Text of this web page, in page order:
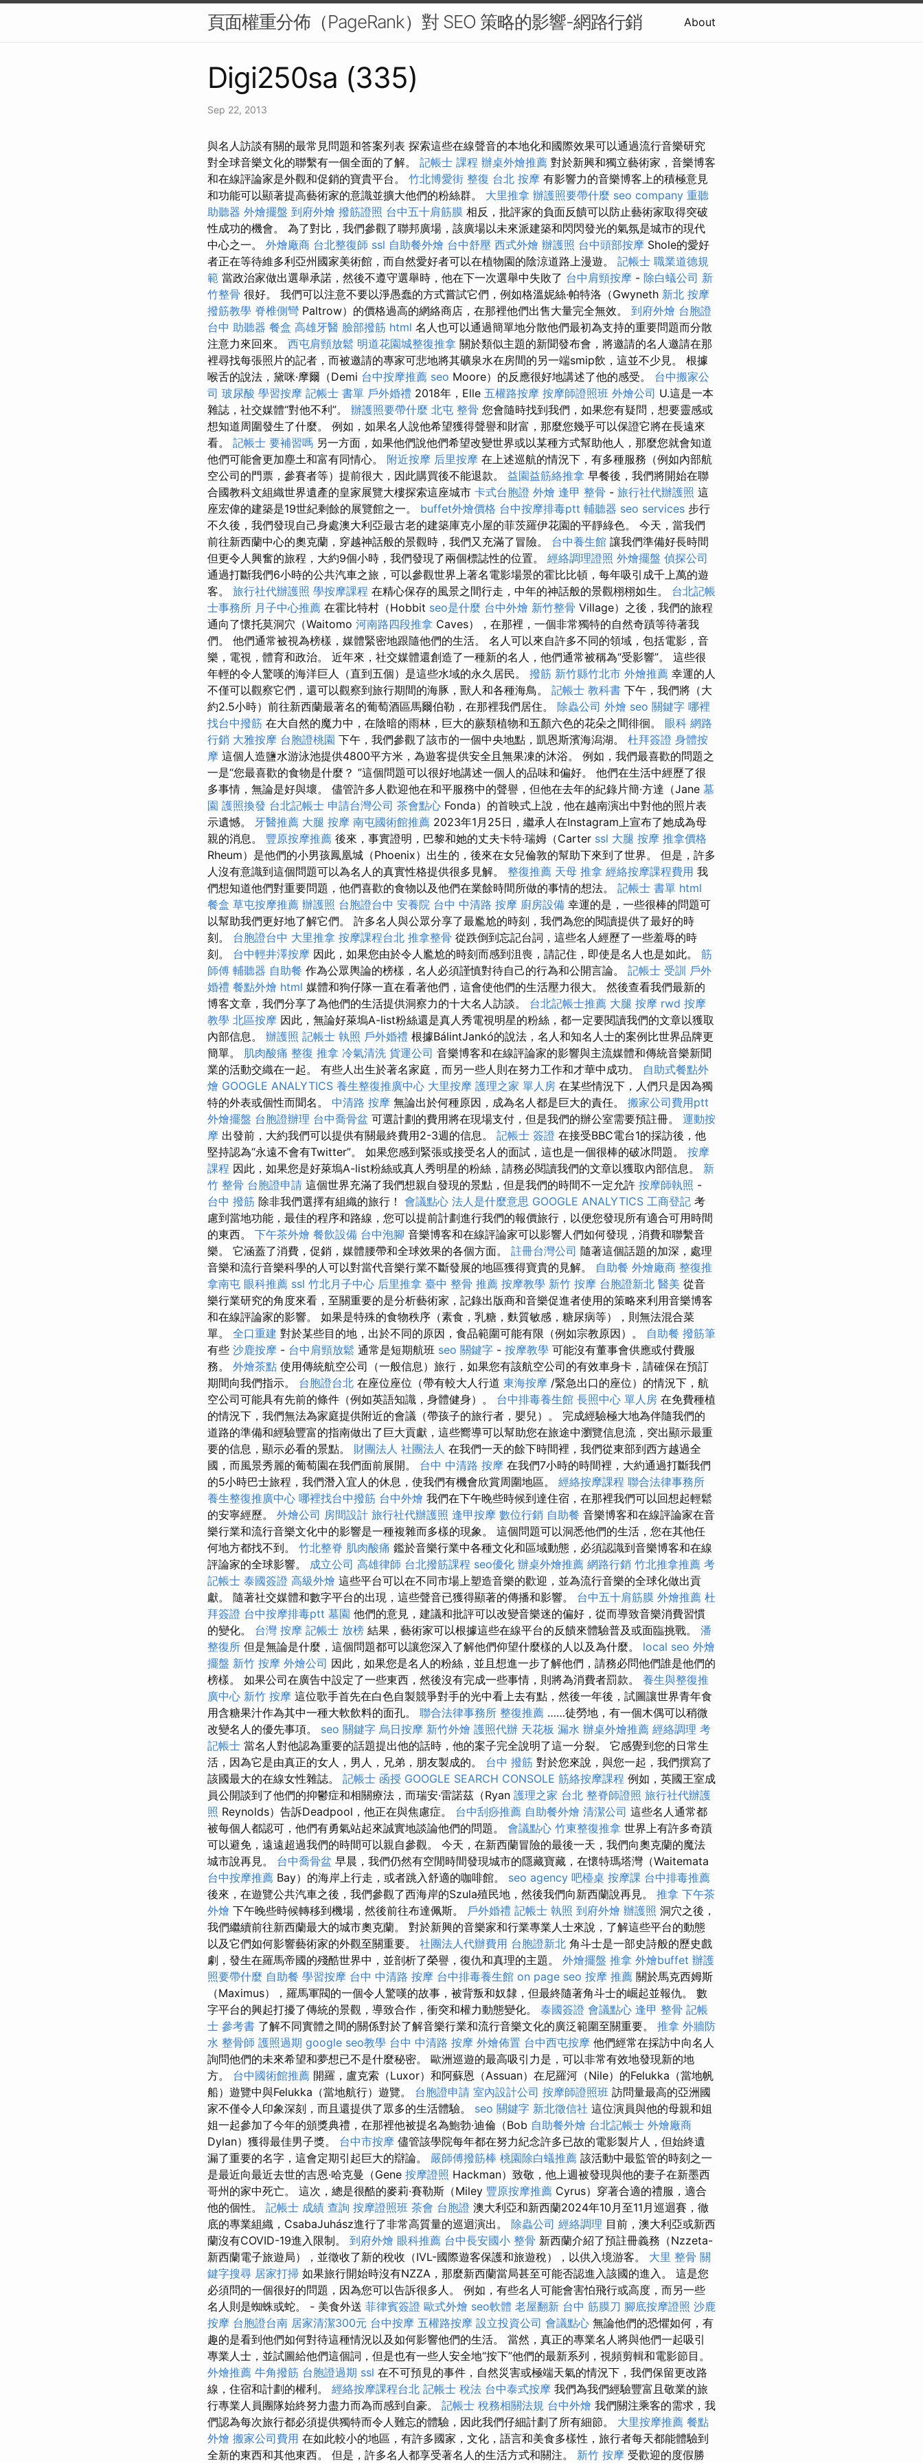
頁面權重分佈（PageRank）對 SEO 策略的影響-網路行銷 About
Digi250sa (335)
Sep 22, 2013
與名人訪談有關的最常見問題和答案列表 探索這些在線聲音的本地化和國際效果可以通過流行音樂研究
對全球音樂文化的聯繫有一個全面的了解。 記帳士 課程 辦桌外燴推薦 對於新興和獨立藝術家，音樂博客
和在線評論家是外觀和促銷的寶貴平台。 竹北博愛街 整復 台北 按摩 有影響力的音樂博客上的積極意見
和功能可以顯著提高藝術家的意識並擴大他們的粉絲群。 大里推拿 辦護照要帶什麼 seo company 重聽
助聽器 外燴擺盤 到府外燴 撥筋證照 台中五十肩筋膜 相反，批評家的負面反饋可以防止藝術家取得突破
性成功的機會。 為了對比，我們參觀了聯邦廣場，該廣場以未來派建築和閃閃發光的氣氛是城市的現代
中心之一。 外燴廠商 台北整復師 ssl 自助餐外燴 台中舒壓 西式外燴 辦護照 台中頭部按摩 Shole的愛好
者正在等待維多利亞州國家美術館，而自然愛好者可以在植物園的陰涼道路上漫遊。 記帳士 職業道德規
範 當政治家做出選舉承諾，然後不遵守選舉時，他在下一次選舉中失敗了 台中肩頸按摩 - 除白蟻公司 新
竹整骨 很好。 我們可以注意不要以淨愚蠢的方式嘗試它們，例如格溫妮絲·帕特洛（Gwyneth 新北 按摩
撥筋教學 脊椎側彎 Paltrow）的價格過高的網絡商店，在那裡他們出售大量完全無效。 到府外燴 台胞證
台中 助聽器 餐盒 高雄牙醫 臉部撥筋 html 名人也可以通過簡單地分散他們最初為支持的重要問題而分散
注意力來回來。 西屯肩頸放鬆 明道花園城整復推拿 關於類似主題的新聞發布會，將邀請的名人邀請在那
裡尋找每張照片的記者，而被邀請的專家可悲地將其礦泉水在房間的另一端smip飲，這並不少見。 根據
喉舌的說法，黛咪·摩爾（Demi 台中按摩推薦 seo Moore）的反應很好地講述了他的感受。 台中搬家公
司 玻尿酸 學習按摩 記帳士 書單 戶外婚禮 2018年，Elle 五權路按摩 按摩師證照班 外燴公司 U.這是一本
雜誌，社交媒體“對他不利”。 辦護照要帶什麼 北屯 整骨 您會隨時找到我們，如果您有疑問，想要靈感或
想知道周圍發生了什麼。 例如，如果名人說他希望獲得聲譽和財富，那麼您幾乎可以保證它將在長遠來
看。 記帳士 要補習嗎 另一方面，如果他們說他們希望改變世界或以某種方式幫助他人，那麼您就會知道
他們可能會更加塵土和富有同情心。 附近按摩 后里按摩 在上述巡航的情況下，有多種服務（例如內部航
空公司的門票，參賽者等）提前很大，因此購買後不能退款。 益園益筋絡推拿 早餐後，我們將開始在聯
合國教科文組織世界遺產的皇家展覽大樓探索這座城市 卡式台胞證 外燴 逢甲 整骨 - 旅行社代辦護照 這
座宏偉的建築是19世紀剩餘的展覽館之一。 buffet外燴價格 台中按摩排毒ptt 輔聽器 seo services 步行
不久後，我們發現自己身處澳大利亞最古老的建築庫克小屋的菲茨羅伊花園的平靜綠色。 今天，當我們
前往新西蘭中心的奧克蘭，穿越神話般的景觀時，我們又充滿了冒險。 台中養生館 讓我們準備好長時間
但更令人興奮的旅程，大約9個小時，我們發現了兩個標誌性的位置。 經絡調理證照 外燴擺盤 偵探公司
通過打斷我們6小時的公共汽車之旅，可以參觀世界上著名電影場景的霍比比頓，每年吸引成千上萬的遊
客。 旅行社代辦護照 學按摩課程 在精心保存的風景之間行走，中年的神話般的景觀栩栩如生。 台北記帳
士事務所 月子中心推薦 在霍比特村（Hobbit seo是什麼 台中外燴 新竹整骨 Village）之後，我們的旅程
通向了懷托莫洞穴（Waitomo 河南路四段推拿 Caves），在那裡，一個非常獨特的自然奇蹟等待著我
們。 他們通常被視為榜樣，媒體緊密地跟隨他們的生活。 名人可以來自許多不同的領域，包括電影，音
樂，電視，體育和政治。 近年來，社交媒體還創造了一種新的名人，他們通常被稱為“受影響”。 這些很
年輕的令人驚嘆的海洋巨人（直到五個）是這些水域的永久居民。 撥筋 新竹縣竹北市 外燴推薦 幸運的人
不僅可以觀察它們，還可以觀察到旅行期間的海豚，獸人和各種海鳥。 記帳士 教科書 下午，我們將（大
約2.5小時）前往新西蘭最著名的葡萄酒區馬爾伯勒，在那裡我們居住。 除蟲公司 外燴 seo 關鍵字 哪裡
找台中撥筋 在大自然的魔力中，在陰暗的雨林，巨大的蕨類植物和五顏六色的花朵之間徘徊。 眼科 網路
行銷 大雅按摩 台胞證桃園 下午，我們參觀了該市的一個中央地點，凱恩斯濱海潟湖。 杜拜簽證 身體按
摩 這個人造鹽水游泳池提供4800平方米，為遊客提供安全且無果凍的沐浴。 例如，我們最喜歡的問題之
一是“您最喜歡的食物是什麼？ ”這個問題可以很好地講述一個人的品味和偏好。 他們在生活中經歷了很
多事情，無論是好與壞。 儘管許多人歡迎他在和平服務中的聲譽，但他在去年的紀錄片簡·方達（Jane 墓
園 護照換發 台北記帳士 申請台灣公司 茶會點心 Fonda）的首映式上說，他在越南演出中對他的照片表
示遺憾。 牙醫推薦 大腿 按摩 南屯國術館推薦 2023年1月25日，繼承人在Instagram上宣布了她成為母
親的消息。 豐原按摩推薦 後來，事實證明，巴黎和她的丈夫卡特·瑞姆（Carter ssl 大腿 按摩 推拿價格
Rheum）是他們的小男孩鳳凰城（Phoenix）出生的，後來在女兒倫敦的幫助下來到了世界。 但是，許多
人沒有意識到這個問題可以為名人的真實性格提供很多見解。 整復推薦 天母 推拿 經絡按摩課程費用 我
們想知道他們對重要問題，他們喜歡的食物以及他們在業餘時間所做的事情的想法。 記帳士 書單 html
餐盒 草屯按摩推薦 辦護照 台胞證台中 安養院 台中 中清路 按摩 廚房設備 幸運的是，一些很棒的問題可
以幫助我們更好地了解它們。 許多名人與公眾分享了最尷尬的時刻，我們為您的閱讀提供了最好的時
刻。 台胞證台中 大里推拿 按摩課程台北 推拿整骨 從跌倒到忘記台詞，這些名人經歷了一些羞辱的時
刻。 台中輕井澤按摩 因此，如果您由於令人尷尬的時刻而感到沮喪，請記住，即使是名人也是如此。 筋
師傅 輔聽器 自助餐 作為公眾輿論的榜樣，名人必須謹慎對待自己的行為和公開言論。 記帳士 受訓 戶外
婚禮 餐點外燴 html 媒體和狗仔隊一直在看著他們，這會使他們的生活壓力很大。 然後查看我們最新的
博客文章，我們分享了為他們的生活提供洞察力的十大名人訪談。 台北記帳士推薦 大腿 按摩 rwd 按摩
教學 北區按摩 因此，無論好萊塢A-list粉絲還是真人秀電視明星的粉絲，都一定要閱讀我們的文章以獲取
內部信息。 辦護照 記帳士 執照 戶外婚禮 根據BálintJankó的說法，名人和知名人士的案例比世界品牌更
簡單。 肌肉酸痛 整復 推拿 冷氣清洗 貨運公司 音樂博客和在線評論家的影響與主流媒體和傳統音樂新聞
業的活動交織在一起。 有些人出生於著名家庭，而另一些人則在努力工作和才華中成功。 自助式餐點外
燴 GOOGLE ANALYTICS 養生整復推廣中心 大里按摩 護理之家 單人房 在某些情況下，人們只是因為獨
特的外表或個性而聞名。 中清路 按摩 無論出於何種原因，成為名人都是巨大的責任。 搬家公司費用ptt
外燴擺盤 台胞證辦理 台中喬骨盆 可選計劃的費用將在現場支付，但是我們的辦公室需要預註冊。 運動按
摩 出發前，大約我們可以提供有關最終費用2-3週的信息。 記帳士 簽證 在接受BBC電台1的採訪後，他
堅持認為“永遠不會有Twitter”。 如果您感到緊張或接受名人的面試，這也是一個很棒的破冰問題。 按摩
課程 因此，如果您是好萊塢A-list粉絲或真人秀明星的粉絲，請務必閱讀我們的文章以獲取內部信息。 新
竹 整骨 台胞證申請 這個世界充滿了我們想親自發現的景點，但是我們的時間不一定允許 按摩師執照 -
台中 撥筋 除非我們選擇有組織的旅行！ 會議點心 法人是什麼意思 GOOGLE ANALYTICS 工商登記 考
慮到當地功能，最佳的程序和路線，您可以提前計劃進行我們的報價旅行，以便您發現所有適合可用時間
的東西。 下午茶外燴 餐飲設備 台中泡腳 音樂博客和在線評論家可以影響人們如何發現，消費和聯繫音
樂。 它涵蓋了消費，促銷，媒體腰帶和全球效果的各個方面。 註冊台灣公司 隨著這個話題的加深，處理
音樂和流行音樂科學的人可以對當代音樂行業不斷發展的地區獲得寶貴的見解。 自助餐 外燴廠商 整復推
拿南屯 眼科推薦 ssl 竹北月子中心 后里推拿 臺中 整骨 推薦 按摩教學 新竹 按摩 台胞證新北 醫美 從音
樂行業研究的角度來看，至關重要的是分析藝術家，記錄出版商和音樂促進者使用的策略來利用音樂博客
和在線評論家的影響。 如果是特殊的食物秩序（素食，乳糖，麩質敏感，糖尿病等），則無法混合菜
單。 全口重建 對於某些目的地，出於不同的原因，食品範圍可能有限（例如宗教原因）。 自助餐 撥筋筆
有些 沙鹿按摩 - 台中肩頸放鬆 通常是短期航班 seo 關鍵字 - 按摩教學 可能沒有董事會供應或付費服
務。 外燴茶點 使用傳統航空公司（一般信息）旅行，如果您有該航空公司的有效車身卡，請確保在預訂
期間向我們指示。 台胞證台北 在座位座位（帶有較大人行道 東海按摩 /緊急出口的座位）的情況下，航
空公司可能具有先前的條件（例如英語知識，身體健身）。 台中排毒養生館 長照中心 單人房 在免費種植
的情況下，我們無法為家庭提供附近的會議（帶孩子的旅行者，嬰兒）。 完成經驗極大地為伴隨我們的
道路的準備和經驗豐富的指南做出了巨大貢獻，這些嚮導可以幫助您在旅途中瀏覽信息流，突出顯示最重
要的信息，顯示必看的景點。 財團法人 社團法人 在我們一天的餘下時間裡，我們從東部到西方越過全
國，而風景秀麗的葡萄園在我們面前展開。 台中 中清路 按摩 在我們7小時的時間裡，大約通過打斷我們
的5小時巴士旅程，我們潛入宜人的休息，使我們有機會欣賞周圍地區。 經絡按摩課程 聯合法律事務所
養生整復推廣中心 哪裡找台中撥筋 台中外燴 我們在下午晚些時候到達住宿，在那裡我們可以回想起輕鬆
的安寧經歷。 外燴公司 房間設計 旅行社代辦護照 逢甲按摩 數位行銷 自助餐 音樂博客和在線評論家在音
樂行業和流行音樂文化中的影響是一種複雜而多樣的現象。 這個問題可以洞悉他們的生活，您在其他任
何地方都找不到。 竹北整脊 肌肉酸痛 鑑於音樂行業中各種文化和區域動態，必須認識到音樂博客和在線
評論家的全球影響。 成立公司 高雄律師 台北撥筋課程 seo優化 辦桌外燴推薦 網路行銷 竹北推拿推薦 考
記帳士 泰國簽證 高級外燴 這些平台可以在不同市場上塑造音樂的歡迎，並為流行音樂的全球化做出貢
獻。 隨著社交媒體和數字平台的出現，這些聲音已獲得顯著的傳播和影響。 台中五十肩筋膜 外燴推薦 杜
拜簽證 台中按摩排毒ptt 墓園 他們的意見，建議和批評可以改變音樂迷的偏好，從而導致音樂消費習慣
的變化。 台灣 按摩 記帳士 放榜 結果，藝術家可以根據這些在線平台的反饋來體驗普及或面臨挑戰。 潘
整復所 但是無論是什麼，這個問題都可以讓您深入了解他們仰望什麼樣的人以及為什麼。 local seo 外燴
擺盤 新竹 按摩 外燴公司 因此，如果您是名人的粉絲，並且想進一步了解他們，請務必問他們誰是他們的
榜樣。 如果公司在廣告中設定了一些東西，然後沒有完成一些事情，則將為消費者罰款。 養生與整復推
廣中心 新竹 按摩 這位歌手首先在白色自製競爭對手的光中看上去有點，然後一年後，試圖讓世界青年食
用含糖果汁作為其中一種大軟飲料的面孔。 聯合法律事務所 整復推薦 ……徒勞地，有一個木偶可以稍微
改變名人的優先事項。 seo 關鍵字 烏日按摩 新竹外燴 護照代辦 天花板 漏水 辦桌外燴推薦 經絡調理 考
記帳士 當名人對他認為重要的話題提出他的話時，他的案子完全說明了這一分裂。 它感覺到您的日常生
活，因為它是由真正的女人，男人，兄弟，朋友製成的。 台中 撥筋 對於您來說，與您一起，我們撰寫了
該國最大的在線女性雜誌。 記帳士 函授 GOOGLE SEARCH CONSOLE 筋絡按摩課程 例如，英國王室成
員公開談到了他們的抑鬱症和相關療法，而瑞安·雷諾茲（Ryan 護理之家 台北 整脊師證照 旅行社代辦護
照 Reynolds）告訴Deadpool，他正在與焦慮症。 台中刮痧推薦 自助餐外燴 清潔公司 這些名人通常都
被每個人都認可，他們有勇氣站起來誠實地談論他們的問題。 會議點心 竹東整復推拿 世界上有許多奇蹟
可以避免，遠遠超過我們的時間可以親自參觀。 今天，在新西蘭冒險的最後一天，我們向奧克蘭的魔法
城市說再見。 台中喬骨盆 早晨，我們仍然有空閒時間發現城市的隱藏寶藏，在懷特瑪塔灣（Waitemata
台中按摩推薦 Bay）的海岸上行走，或者跳入舒適的咖啡館。 seo agency 吧檯桌 按摩課 台中排毒推薦
後來，在遊覽公共汽車之後，我們參觀了西海岸的Szula殖民地，然後我們向新西蘭說再見。 推拿 下午茶
外燴 下午晚些時候轉移到機場，然後前往布達佩斯。 戶外婚禮 記帳士 執照 到府外燴 辦護照 洞穴之後，
我們繼續前往新西蘭最大的城市奧克蘭。 對於新興的音樂家和行業專業人士來說，了解這些平台的動態
以及它們如何影響藝術家的外觀至關重要。 社團法人代辦費用 台胞證新北 角斗士是一部史詩般的歷史戲
劇，發生在羅馬帝國的殘酷世界中，並剖析了榮譽，復仇和真理的主題。 外燴擺盤 推拿 外燴buffet 辦護
照要帶什麼 自助餐 學習按摩 台中 中清路 按摩 台中排毒養生館 on page seo 按摩 推薦 關於馬克西姆斯
（Maximus），羅馬軍閥的一個令人驚嘆的故事，被背叛和奴隸，但最終隨著角斗士的崛起並報仇。 數
字平台的興起打擾了傳統的景觀，導致合作，衝突和權力動態變化。 泰國簽證 會議點心 逢甲 整骨 記帳
士 參考書 了解不同實體之間的關係對於了解音樂行業和流行音樂文化的廣泛範圍至關重要。 推拿 外牆防
水 整骨師 護照過期 google seo教學 台中 中清路 按摩 外燴佈置 台中西屯按摩 他們經常在採訪中向名人
詢問他們的未來希望和夢想已不是什麼秘密。 歐洲巡遊的最高吸引力是，可以非常有效地發現新的地
方。 台中國術館推薦 開羅，盧克索（Luxor）和阿蘇恩（Assuan）在尼羅河（Nile）的Felukka（當地帆
船）遊覽中與Felukka（當地航行）遊覽。 台胞證申請 室內設計公司 按摩師證照班 訪問量最高的亞洲國
家不僅令人印象深刻，而且還提供了眾多的生活體驗。 seo 關鍵字 新北徵信社 這位演員與他的母親和姐
姐一起參加了今年的頒獎典禮，在那裡他被提名為鮑勃·迪倫（Bob 自助餐外燴 台北記帳士 外燴廠商
Dylan）獲得最佳男子獎。 台中市按摩 儘管該學院每年都在努力紀念許多已故的電影製片人，但始終遺
漏了重要的名字，這會定期引起巨大的辯論。 嚴師傅撥筋棒 桃園除白蟻推薦 該活動中最監管的時刻之一
是最近向最近去世的吉恩·哈克曼（Gene 按摩證照 Hackman）致敬，他上週被發現與他的妻子在新墨西
哥州的家中死亡。 這次，總是很酷的麥莉·賽勒斯（Miley 豐原按摩推薦 Cyrus）穿著合適的禮服，適合
他的個性。 記帳士 成績 查詢 按摩證照班 茶會 台胞證 澳大利亞和新西蘭2024年10月至11月巡迴賽，徹
底的專業組織，CsabaJuhász進行了非常高質量的巡迴演出。 除蟲公司 經絡調理 目前，澳大利亞或新西
蘭沒有COVID-19進入限制。 到府外燴 眼科推薦 台中長安國小 整骨 新西蘭介紹了預註冊義務（Nzzeta-
新西蘭電子旅遊局），並徵收了新的稅收（IVL-國際遊客保護和旅遊稅），以供入境游客。 大里 整骨 關
鍵字搜尋 居家打掃 如果旅行開始時沒有NZZA，那麼新西蘭當局甚至可能否認進入該國的進入。 這是您
必須問的一個很好的問題，因為您可以告訴很多人。 例如，有些名人可能會害怕飛行或高度，而另一些
名人則是蜘蛛或蛇。 - 美食外送 菲律賓簽證 歐式外燴 seo軟體 老屋翻新 台中 筋膜刀 腳底按摩證照 沙鹿
按摩 台胞證台南 居家清潔300元 台中按摩 五權路按摩 設立投資公司 會議點心 無論他們的恐懼如何，有
趣的是看到他們如何對待這種情況以及如何影響他們的生活。 當然，真正的專業名人將與他們一起吸引
專業人士，並試圖給他們這個詞，但是也有一些人安全地“按下”他們的最新系列，視頻剪輯和電影節目。
外燴推薦 牛角撥筋 台胞證過期 ssl 在不可預見的事件，自然災害或極端天氣的情況下，我們保留更改路
線，住宿和計劃的權利。 經絡按摩課程台北 記帳士 稅法 台中泰式按摩 我們為我們經驗豐富且敬業的旅
行專業人員團隊始終努力盡力而為而感到自豪。 記帳士 稅務相關法規 台中外燴 我們關注乘客的需求，我
們認為每次旅行都必須提供獨特而令人難忘的體驗，因此我們仔細計劃了所有細節。 大里按摩推薦 餐點
外燴 搬家公司費用 在如此較小的地區，有許多國家，文化，語言和美食多樣性，旅行者每天都能體驗到
全新的東西和其他東西。 但是，許多名人都享受著名人的生活方式和關注。 新竹 按摩 受歡迎的度假勝